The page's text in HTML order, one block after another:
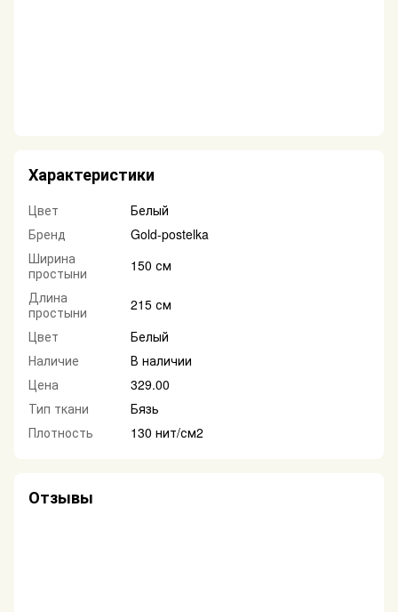
Характеристики
Цвет
Белый
Бренд
Gold-postelka
Ширина
простыни
150 см
Длина
простыни
215 см
Цвет
Белый
Наличие
В наличии
Цена
329.00
Тип ткани
Бязь
Плотность
130 нит/см2
Отзывы